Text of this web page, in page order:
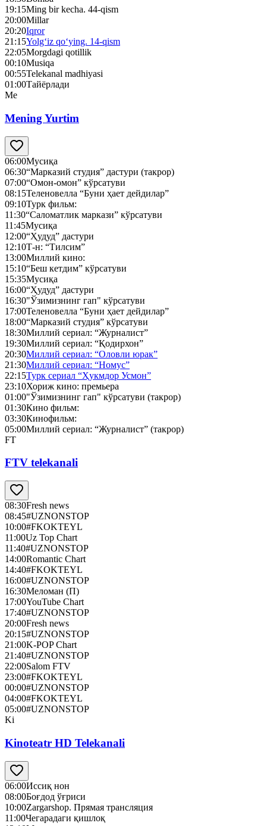
19:15Ming bir kecha. 44-qism
20:00Millar
20:20Iqror
21:15Yolg‘iz qo‘ying. 14-qism
22:05Morgdagi qotillik
00:10Musiqa
00:55Telekanal madhiyasi
01:00Тайёрлади
Me
Mening Yurtim
06:00Мусиқа
06:30“Марказий студия” дастури (такрор)
07:00“Омон-омон” кўрсатуви
08:15Теленовелла “Буни ҳает дейдилар”
09:10Турк фильм:
11:30“Саломатлик маркази” кўрсатуви
11:45Мусиқа
12:00“Ҳудуд” дастури
12:10Т-н: “Тилсим”
13:00Миллий кино:
15:10“Беш кетдим” кўрсатуви
15:35Мусиқа
16:00“Ҳудуд” дастури
16:30"Ўзимизнинг гап" кўрсатуви
17:00Теленовелла “Буни ҳает дейдилар”
18:00“Марказий студия” кўрсатуви
18:30Миллий сериал: “Журналист”
19:30Миллий сериал: “Қодирхон”
20:30Миллий сериал: “Оловли юрак”
21:30Миллий сериал: “Номус”
22:15Турк сериал “Ҳукмдор Усмон”
23:10Хориж кино: премьера
01:00"Ўзимизнинг гап" кўрсатуви (такрор)
01:30Кино фильм:
03:30Кинофильм:
05:00Миллий сериал: “Журналист” (такрор)
FT
FTV telekanali
08:30Fresh news
08:45#UZNONSTOP
10:00#FKOKTEYL
11:00Uz Top Chart
11:40#UZNONSTOP
14:00Romantic Chart
14:40#FKOKTEYL
16:00#UZNONSTOP
16:30Меломан (П)
17:00YouTube Chart
17:40#UZNONSTOP
20:00Fresh news
20:15#UZNONSTOP
21:00K-POP Chart
21:40#UZNONSTOP
22:00Salom FTV
23:00#FKOKTEYL
00:00#UZNONSTOP
04:00#FKOKTEYL
05:00#UZNONSTOP
Ki
Kinoteatr HD Telekanali
06:00Иссиқ нон
08:00Боғдод ўғриси
10:00Zargarshop. Прямая трансляция
11:00Чегарадаги қишлоқ